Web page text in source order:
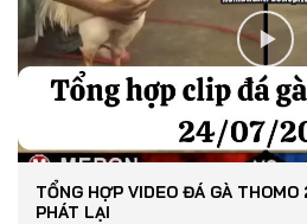
TỔNG HỢP VIDEO ĐÁ GÀ
PHÁT LẠI